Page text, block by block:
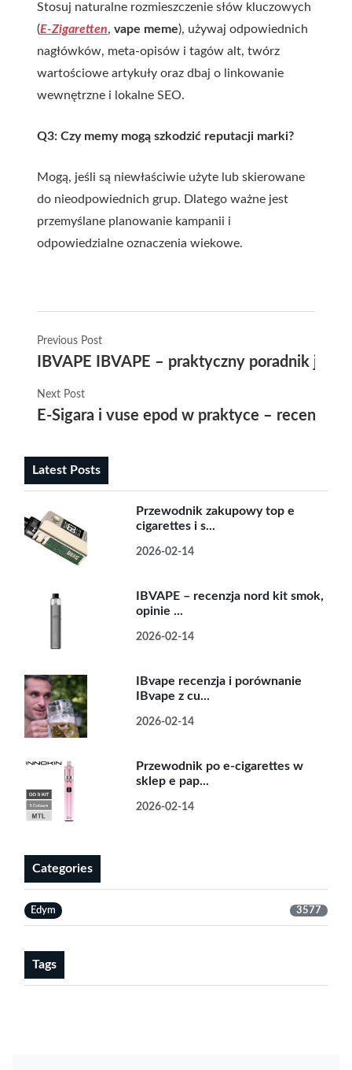
Stosuj naturalne rozmieszczenie słów kluczowych
(E-Zigaretten, vape meme), używaj odpowiednich
nagłówków, meta-opisów i tagów alt, twórz
wartościowe artykuły oraz dbaj o linkowanie
wewnętrzne i lokalne SEO.
Q3: Czy memy mogą szkodzić reputacji marki?
Mogą, jeśli są niewłaściwie użyte lub skierowane
do nieodpowiednich grup. Dlatego ważne jest
przemyślane planowanie kampanii i
odpowiedzialne oznaczenia wiekowe.
Previous Post
IBVAPE IBVAPE – praktyczny poradnik jak
Next Post
E-Sigara i vuse epod w praktyce – recenzja
Latest Posts
Przewodnik zakupowy top e
cigarettes i s...
2026-02-14
IBVAPE – recenzja nord kit smok,
opinie ...
2026-02-14
IBvape recenzja i porównanie
IBvape z cu...
2026-02-14
Przewodnik po e-cigarettes w
sklep e pap...
2026-02-14
Categories
Edym 3577
Tags